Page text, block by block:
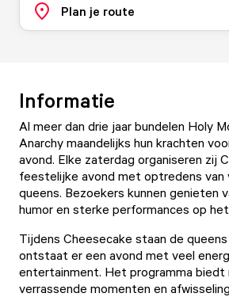
Plan je route
Informatie
Al meer dan drie jaar bundelen Holy
Anarchy maandelijks hun krachten
avond. Elke zaterdag organiseren zij
feestelijke avond met optredens van
queens. Bezoekers kunnen genieten
humor en sterke performances op
Tijdens Cheesecake staan de
ontstaat er een avond met veel
entertainment. Het programma biedt
verrassende momenten en